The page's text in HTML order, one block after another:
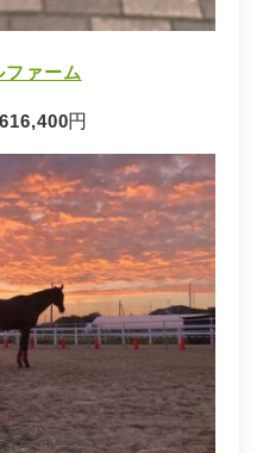
ファーム
616,400円